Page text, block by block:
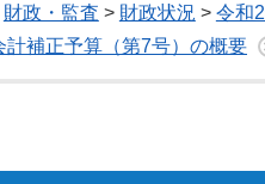
財政・監査 > 財政状況 > 令和
計補正予算（第7号）の概要